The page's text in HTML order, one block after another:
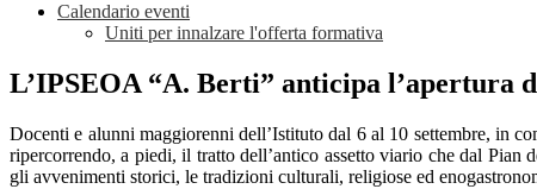
Calendario eventi
Uniti per innalzare l'offerta formativa
L’IPSEOA “A. Berti” anticipa l’apertura
Docenti e alunni maggiorenni dell’Istituto dal 6 al 10 settembre, in
ripercorrendo, a piedi, il tratto dell’antico assetto viario che dal
gli avvenimenti storici, le tradizioni culturali, religiose ed